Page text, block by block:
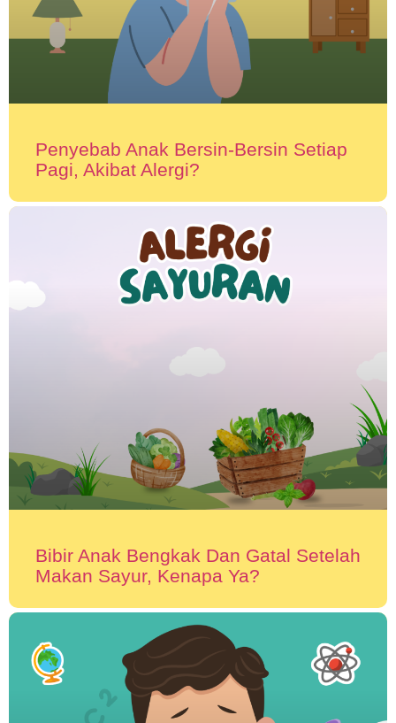
Penyebab Anak Bersin-Bersin Setiap
Pagi, Akibat Alergi?
Bibir Anak Bengkak Dan Gatal Setelah
Makan Sayur, Kenapa Ya?